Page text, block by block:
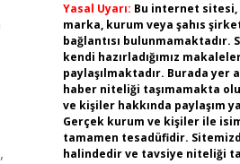
Yasal Uyarı: Bu internet
marka, kurum veya şahıs
bağlantısı bulunmamaktadır.
kendi hazırladığımız
paylaşılmaktadır. Burada yer
haber niteliği taşımamakta
ve kişiler hakkında paylaşım
Gerçek kurum ve kişiler ile
tamamen tesadüfidir.
halindedir ve tavsiye niteliği